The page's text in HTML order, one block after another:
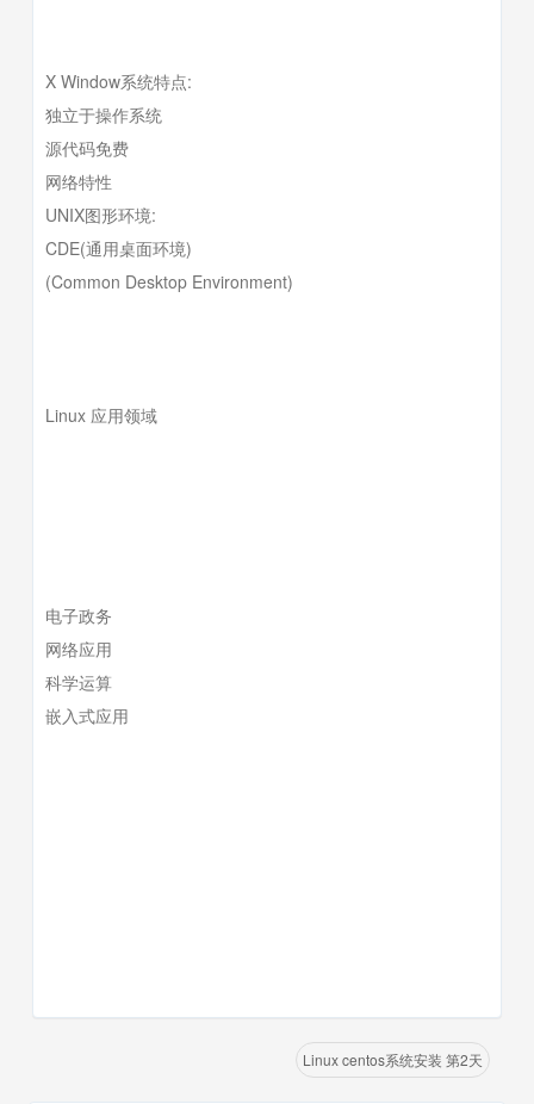
X Window系统特点:
独立于操作系统
源代码免费
网络特性
UNIX图形环境:
CDE(通用桌面环境)
(Common Desktop Environment)
Linux 应用领域
电子政务
网络应用
科学运算
嵌入式应用
Linux centos系统安装 第2天